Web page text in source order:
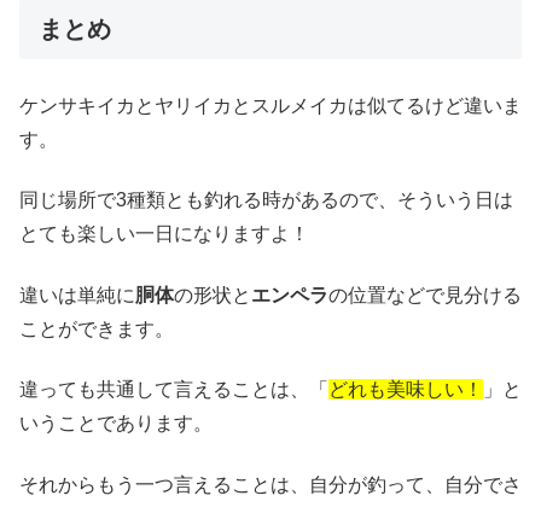
まとめ
ケンサキイカとヤリイカとスルメイカは似てるけど違いま
す。
同じ場所で3種類とも釣れる時があるので、そういう日は
とても楽しい一日になりますよ！
違いは単純に胴体の形状と エンペラの位置などで見分ける
ことができます。
違っても共通して言えることは、「 どれも美味しい！
」と
いうことであります。
それからもう一つ言えることは、自分が釣って、自分でさ